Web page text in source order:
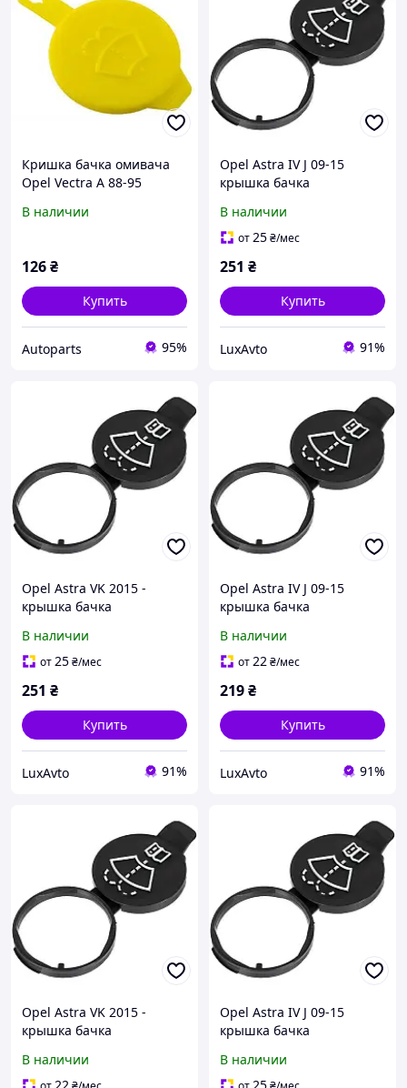
Кришка бачка омивача
Opel Vectra A 88-95
В наличии
126₴
Купить
Autoparts 95%
Opel Astra IV J 09-15
крышка бачка
В наличии
от25₴/мес
251 ₴
Купить
LuxAvto 91%
Opel Astra VK 2015 -
крышка бачка
В наличии
от25₴/мес
251 ₴
Купить
LuxAvto 91%
Opel Astra IV J 09-15
крышка бачка
В наличии
от22₴/мес
219₴
Купить
LuxAvto 91%
Opel Astra VK 2015 -
крышка бачка
В наличии
Opel Astra IV J 09-15
крышка бачка
В наличии